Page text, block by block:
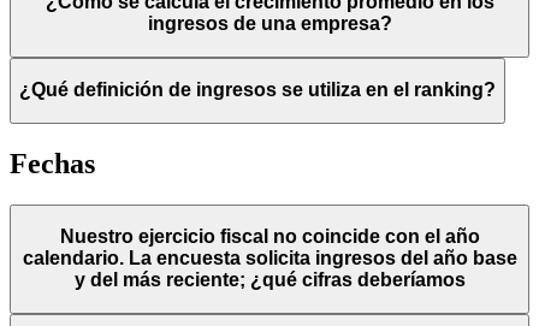
ingresos de una empresa?
¿Qué definición de ingresos se utiliza en el ranking?
Fechas
Nuestro ejercicio fiscal no coincide con el año
calendario. La encuesta solicita ingresos del año base
y del más reciente; ¿qué cifras deberíamos